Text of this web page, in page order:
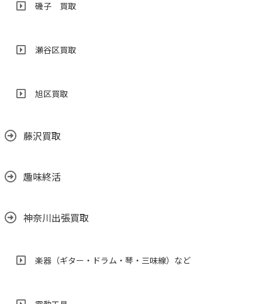
磯子 買取
瀬谷区買取
旭区買取
藤沢買取
趣味終活
神奈川出張買取
楽器（ギター・ドラム・琴・三味線）など